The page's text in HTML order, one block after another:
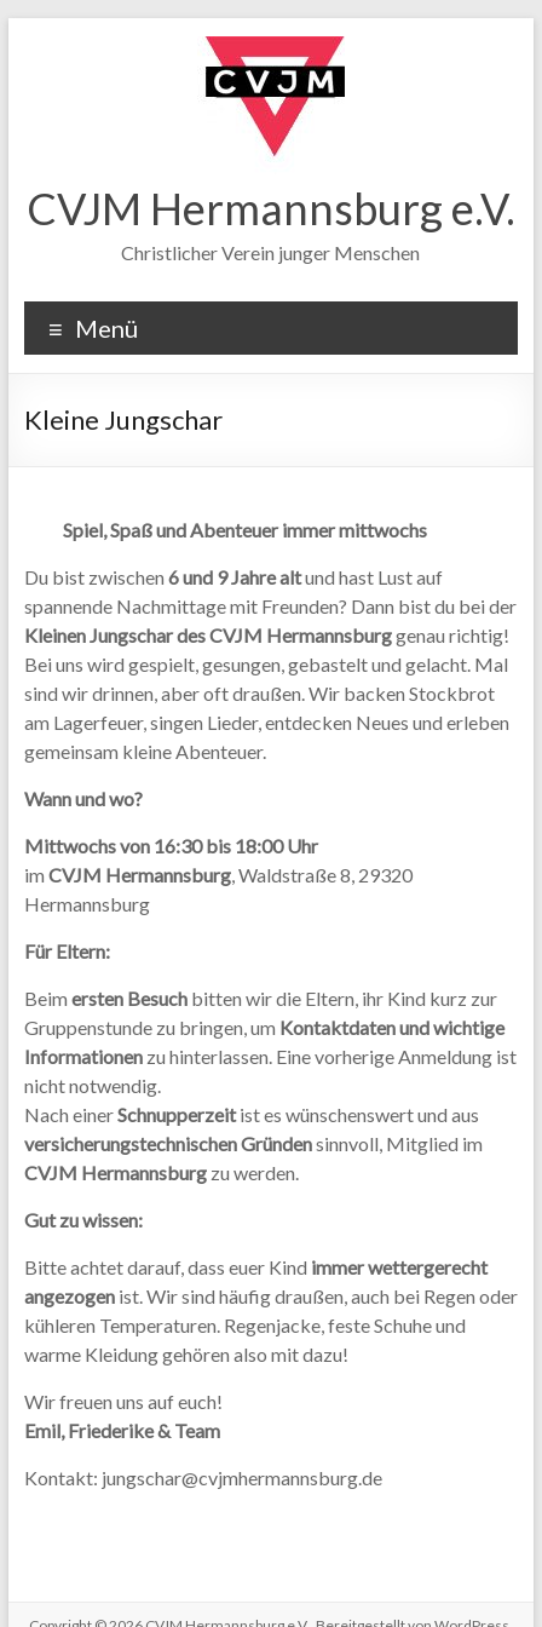
CVJM Hermannsburg e.V.
Christlicher Verein junger Menschen
Menü
Kleine Jungschar
Spiel, Spaß und Abenteuer immer mittwochs
Du bist zwischen 6 und 9 Jahre altund hast Lust auf
spannende Nachmittage mit Freunden? Dann bist du bei der
Kleinen Jungschar des CVJM Hermannsburggenau richtig!
Bei uns wird gespielt, gesungen, gebastelt und gelacht. Mal
sind wir drinnen, aber oft draußen. Wir backen Stockbrot
am Lagerfeuer, singen Lieder, entdecken Neues und erleben
gemeinsam kleine Abenteuer.
Wann und wo?
Mittwochs von 16:30 bis 18:00 Uhr
im CVJM Hermannsburg, Waldstraße 8, 29320
Hermannsburg
Für Eltern:
Beim ersten Besuchbitten wir die Eltern, ihr Kind kurz zur
Gruppenstunde zu bringen, um Kontaktdaten und wichtige
Informationenzu hinterlassen. Eine vorherige Anmeldung ist
nicht notwendig.
Nach einerSchnupperzeitist es wünschenswert und aus
versicherungstechnischen Gründensinnvoll, Mitglied im
CVJM Hermannsburgzu werden.
Gut zu wissen:
Bitte achtet darauf, dass euer Kind immer wettergerecht
angezogenist. Wir sind häufig draußen, auch bei Regen oder
kühleren Temperaturen. Regenjacke, feste Schuhe und
warme Kleidung gehören also mit dazu!
Wir freuen uns auf euch!
Emil, Friederike & Team
Kontakt: jungschar@cvjmhermannsburg.de